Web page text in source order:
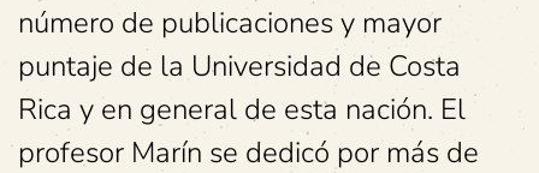
número de publicaciones y mayor
puntaje de la Universidad de Costa
Rica y en general de esta nación. El
profesor Marín se dedicó por más de